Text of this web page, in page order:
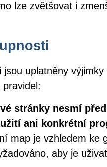
lze zvětšovat i
jsou uplatněny
stránky nesmí
ani konkrétní
map je vzhledem ke
aby je